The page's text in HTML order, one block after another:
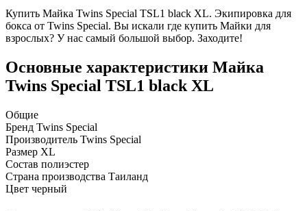
Купить Майка Twins Special TSL1 black XL. Экипировка для
бокса от Twins Special. Вы искали где купить Майки для
взрослых? У нас самый большой выбор. Заходите!
Основные характеристики Майка
Twins Special TSL1 black XL
Общие
Бренд Twins Special
Производитель Twins Special
Размер XL
Состав полиэстер
Страна производства Таиланд
Цвет черный